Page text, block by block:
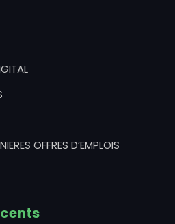
OFFRES D’EMPLOIS